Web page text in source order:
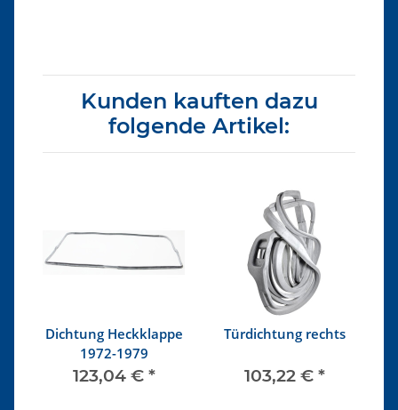
Kunden kauften dazu
folgende Artikel:
Dichtung Heckklappe
1972-1979
123,04 € *
Türdichtung rechts
103,22 € *